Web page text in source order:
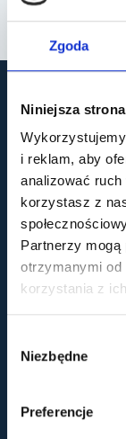
Zgoda
Niniejsza
i reklam, aby
analizować
korzystasz z
Partnerzy mogą
otrzymanymi od
korzystania z
zgody
Niezbędne
Preferencje
Dla
Dokumentacja
Monitoring
Usługi